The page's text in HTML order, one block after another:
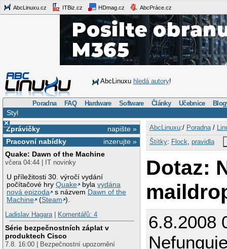
AbcLinuxu.cz ITBiz.cz HDmag.cz AbcPráce.cz
AbcLinuxu hledá autory!
Poradna FAQ Hardware Software Články Učebnice
Styl
×
napište »
Zprávičky
inzerujte »
Pracovní nabídky
Quake: Dawn of the Machine
včera 04:44 | IT novinky
U příležitosti 30. výročí vydání
počítačové hryQuake bylavydána
nová epizoda
s názvem Dawn of the
Machine
(Steam ).
Ladislav Hagara| Komentářů: 4
Série bezpečnostních záplat v
produktech Cisco
7.8. 16:00 | Bezpečnostní upozornění
AbcLinuxu:/ Poradna/
Štítky: Flock pravidla
Dotaz:
6.8.2008